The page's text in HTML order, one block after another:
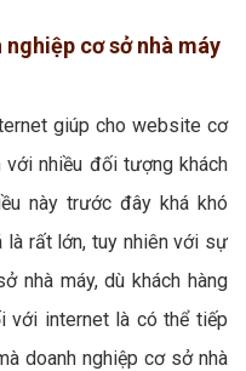
cơ sở nhà máy
giúp cho website cơ
nhiều đối tượng khách
này trước đây khá khó
là rất lớn, tuy nhiên với sự
nhà máy, dù khách hàng
với internet là có thể tiếp
doanh nghiệp cơ sở nhà